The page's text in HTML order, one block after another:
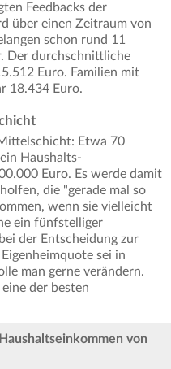
Feedbacks der
über einen Zeitraum von
schon rund 11
Der durchschnittliche
Euro. Familien mit
18.434 Euro.
Etwa 70
Haushalts-
Euro. Es werde damit
die "gerade mal so
wenn sie vielleicht
ein fünfstelliger
der Entscheidung zur
sei in
man gerne verändern.
der besten
von